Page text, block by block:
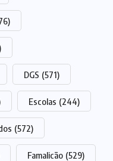
DGS (571)
Escolas (244)
(572)
Famalicão (529)